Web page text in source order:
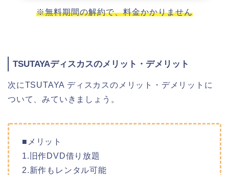
※無料期間の解約で、料金かかりません
TSUTAYAディスカスのメリット・デメリット
次にTSUTAYA ディスカスのメリット・デメリットに
ついて、みていきましょう。
■メリット
1.旧作DVD借り放題
2.新作もレンタル可能